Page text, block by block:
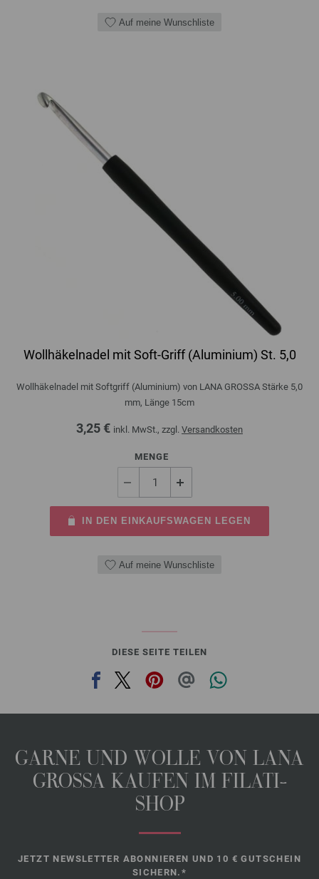
Auf meine Wunschliste
Wollhäkelnadel mit Soft-Griff (Aluminium) St. 5,0
Wollhäkelnadel mit Softgriff (Aluminium) von LANA GROSSA Stärke 5,0
mm, Länge 15cm
3,25 € inkl. MwSt., zzgl. Versandkosten
MENGE
IN DEN EINKAUFSWAGEN LEGEN
Auf meine Wunschliste
DIESE SEITE TEILEN
GARNE UND WOLLE VON LANA
GROSSA KAUFEN IM FILATI-
SHOP
JETZT NEWSLETTER ABONNIEREN UND 10 € GUTSCHEIN
SICHERN.*